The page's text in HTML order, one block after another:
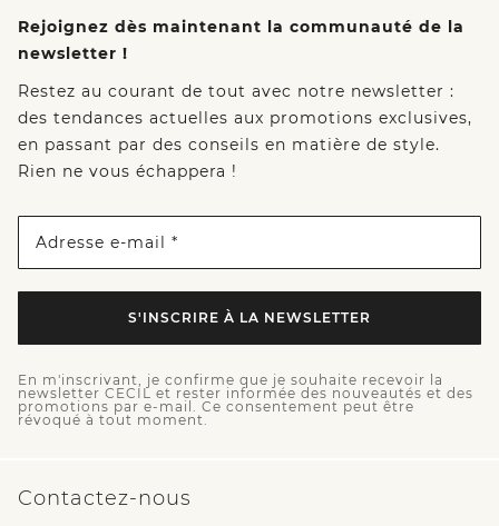
Rejoignez dès maintenant la communauté de la
newsletter !
Restez au courant de tout avec notre newsletter :
des tendances actuelles aux promotions exclusives,
en passant par des conseils en matière de style.
Rien ne vous échappera !
Adresse e-mail *
S'INSCRIRE À LA NEWSLETTER
En m'inscrivant, je confirme que je souhaite recevoir la
newsletter CECIL et rester informée des nouveautés et des
promotions par e-mail. Ce consentement peut être
révoqué à tout moment.
Contactez-nous